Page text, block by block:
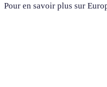
Pour en savoir plus sur